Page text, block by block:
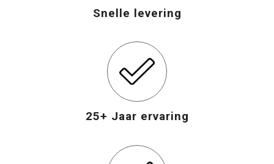
Snelle levering
25+ Jaar ervaring